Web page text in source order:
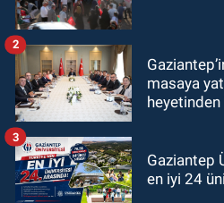
masaya
heyetinden
2
Gaziantep
en iyi 24
3